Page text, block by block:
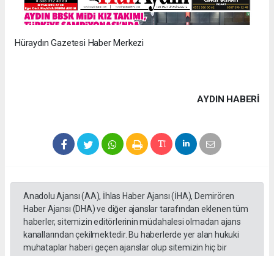
Hüraydın Gazetesi Haber Merkezi
AYDIN HABERİ
Anadolu Ajansı (AA), İhlas Haber Ajansı (İHA), Demirören
Haber Ajansı (DHA) ve diğer ajanslar tarafından eklenen tüm
haberler, sitemizin editörlerinin müdahalesi olmadan ajans
kanallarından çekilmektedir. Bu haberlerde yer alan hukuki
muhataplar haberi geçen ajanslar olup sitemizin hiç bir